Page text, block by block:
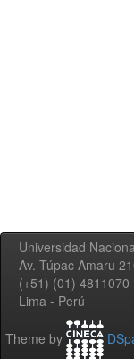
Universidad
Av. Túpac Amaru
(+51) (01) 4811070
Lima - Perú
Theme by